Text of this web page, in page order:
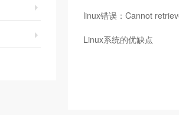
linux错误：Cannot
Linux系统的优缺点